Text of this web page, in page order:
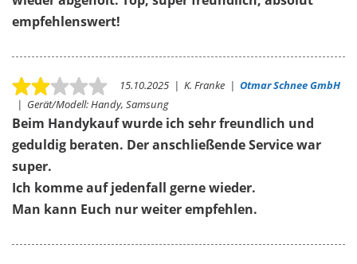
empfehlenswert!
15.10.2025 | K. Franke | Otmar Schnee GmbH
| Gerät/Modell:Handy, Samsung
Beim Handykauf wurde ich sehr freundlich und
geduldig beraten. Der anschließende Service war
super.
Ich komme auf jedenfall gerne wieder.
Man kann Euch nur weiter empfehlen.